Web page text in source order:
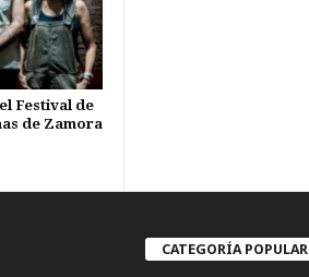
Festival de
de Zamora
CATEGORÍA POPULAR